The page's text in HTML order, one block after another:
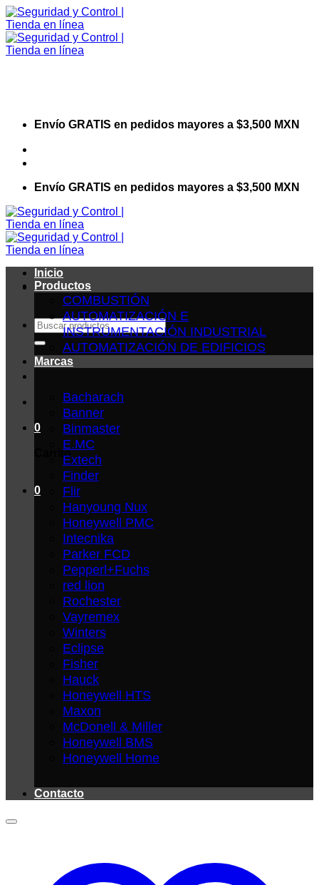
Saltar
al
contenido
Envío GRATIS en pedidos mayores a $3,500 MXN
Envío GRATIS en pedidos mayores a $3,500 MXN
Buscar
por:
0
Carrito
0
Inicio
Productos
COMBUSTIÓN
AUTOMATIZACIÓN E
INSTRUMENTACIÓN INDUSTRIAL
AUTOMATIZACIÓN DE EDIFICIOS
Marcas
Bacharach
Banner
Binmaster
E.MC
Extech
Finder
Flir
Hanyoung Nux
Honeywell PMC
Intecnika
Parker FCD
Pepperl+Fuchs
red lion
Rochester
Vayremex
Winters
Eclipse
Fisher
Hauck
Honeywell HTS
Maxon
McDonell & Miller
Honeywell BMS
Honeywell Home
Contacto